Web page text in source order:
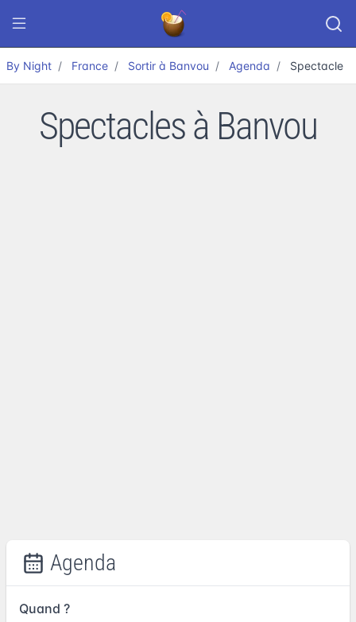
By Night France Sortir à Banvou Agenda Spectacle
Spectacles à Banvou
Agenda
Quand ?